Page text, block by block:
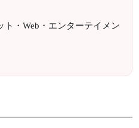
ト・Web・エンターテイメン